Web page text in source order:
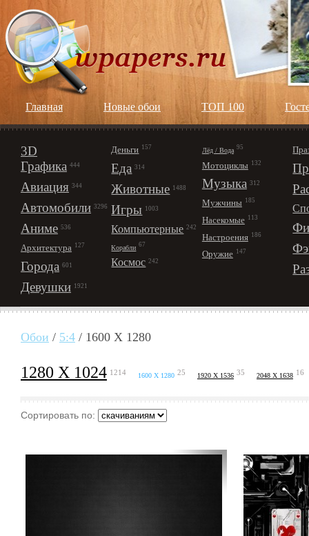
Главная Новые обои ТОП 100
3D
Графика 444
Авиация 344
Автомобили 3296
Аниме 536
Архитектура 127
Города 601
Девушки 1921
Деньги 157
Еда 314
Животные 1488
Игры 1003
Компьютерные 242
Корабли 67
Космос 242
Лёд / Вода 95
Мотоциклы 132
Музыка 312
Мужчины 185
Насекомые 113
Настроения 186
Оружие 147
Обои / 5:4/ 1600 X 1280
1280 X 1024 1214 1600 X 1280 25 1920 X 1536 35 2048 X 1638 16
Сортировать по: